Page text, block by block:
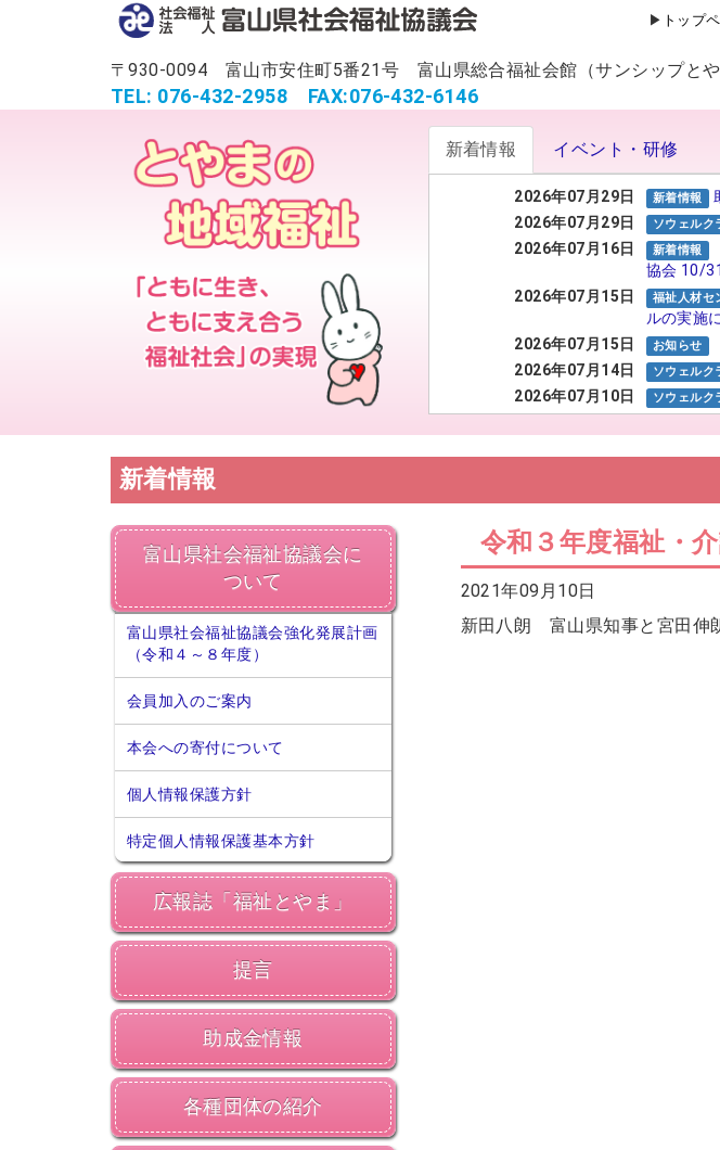
トップ
〒930-0094 富山市安住町5番21号 富山県総合福祉会館（サンシップと
TEL: 076-432-2958 FAX:076-432-6146
新着情報 イベント・研修
2026年07月29日 新着情報
2026年07月29日
ソウェルク
2026年07月16日
新着情報
協会 10/
2026年07月15日
福祉人材セ
ルの実施
2026年07月15日
お知らせ
2026年07月14日
ソウェルク
2026年07月10日
ソウェルク
新着情報
富山県社会福祉協議会に
ついて
富山県社会福祉協議会強化発展計画
（令和４～８年度）
会員加入のご案内
本会への寄付について
個人情報保護方針
特定個人情報保護基本方針
広報誌「福祉とやま」
提言
助成金情報
各種団体の紹介
令和３年度福祉・
2021年09月10日
新田八朗 富山県知事と宮田伸